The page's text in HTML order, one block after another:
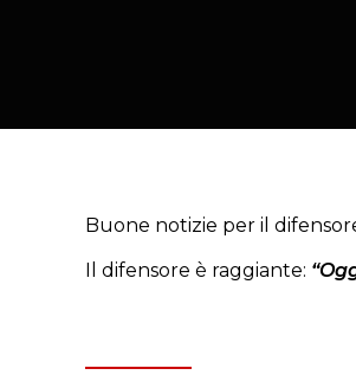
Buone notizie per il
Il difensore è raggiante: